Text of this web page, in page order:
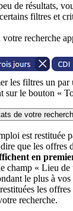
de résultats,
filtres et
recherche
les filtres un par
sur le bouton «
de votre
est restituée
que les offres
en
champ « Lieu
le plus à vos
les
recherche.